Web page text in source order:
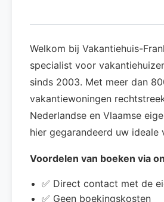
Welkom bij Vakantiehuis-
specialist voor
sinds 2003. Met meer dan
vakantiewoningen
Nederlandse en Vlaamse
hier gegarandeerd uw ideale
Voordelen van boeken via
✅ Direct contact met de
✅ Geen boekingskosten